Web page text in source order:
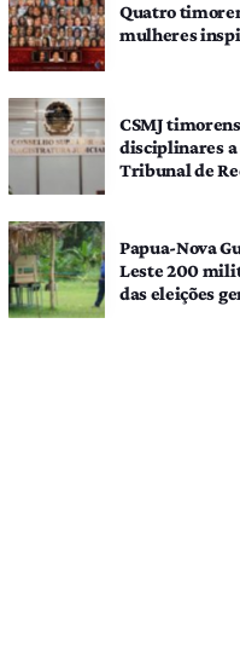
Quatro
mulheres
CSMJ
disciplinares
Tribunal de
Papua-Nova
Leste 200
das eleições